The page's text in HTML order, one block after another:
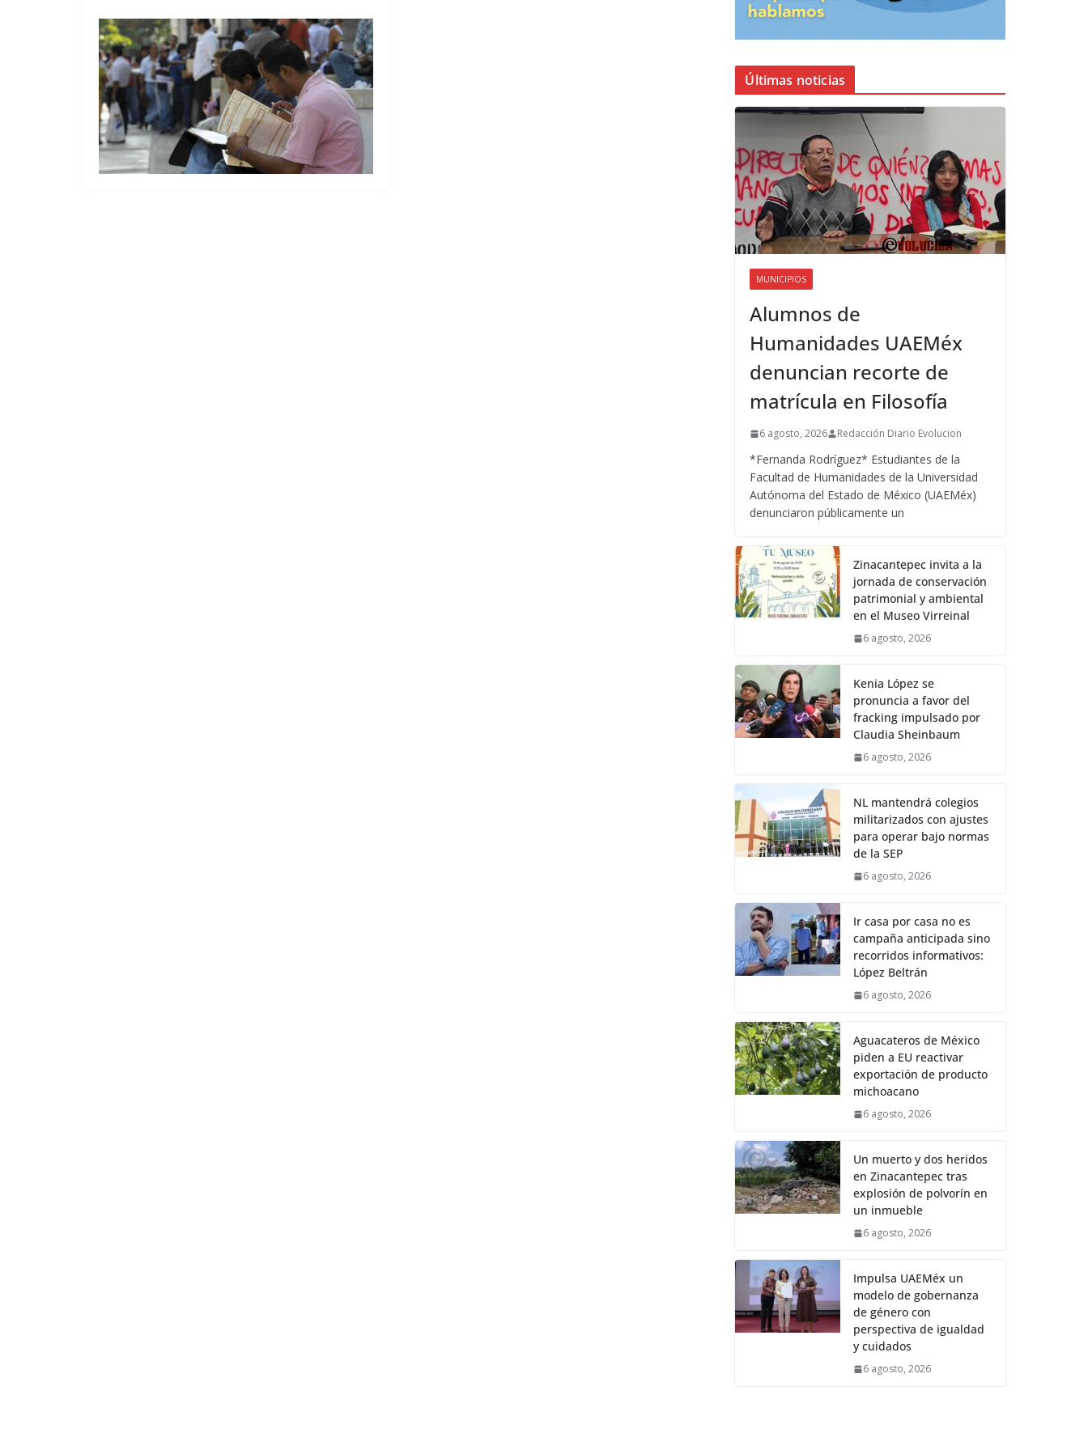
Últimas noticias
MUNICIPIOS
Alumnos de
Humanidades UAEMéx
denuncian recorte de
matrícula en Filosofía
6 agosto, 2026 Redacción Diario Evolucion
*Fernanda Rodríguez* Estudiantes de la
Facultad de Humanidades de la Universidad
Autónoma del Estado de México (UAEMéx)
denunciaron públicamente un
Zinacantepec invita a la
jornada de conservación
patrimonial y ambiental
en el Museo Virreinal
6 agosto, 2026
Kenia López se
pronuncia a favor del
fracking impulsado por
Claudia Sheinbaum
6 agosto, 2026
NL mantendrá colegios
militarizados con ajustes
para operar bajo normas
de la SEP
6 agosto, 2026
Ir casa por casa no es
campaña anticipada sino
recorridos informativos:
López Beltrán
6 agosto, 2026
Aguacateros de México
piden a EU reactivar
exportación de producto
michoacano
6 agosto, 2026
Un muerto y dos heridos
en Zinacantepec tras
explosión de polvorín en
un inmueble
6 agosto, 2026
Impulsa UAEMéx un
modelo de gobernanza
de género con
perspectiva de igualdad
y cuidados
6 agosto, 2026